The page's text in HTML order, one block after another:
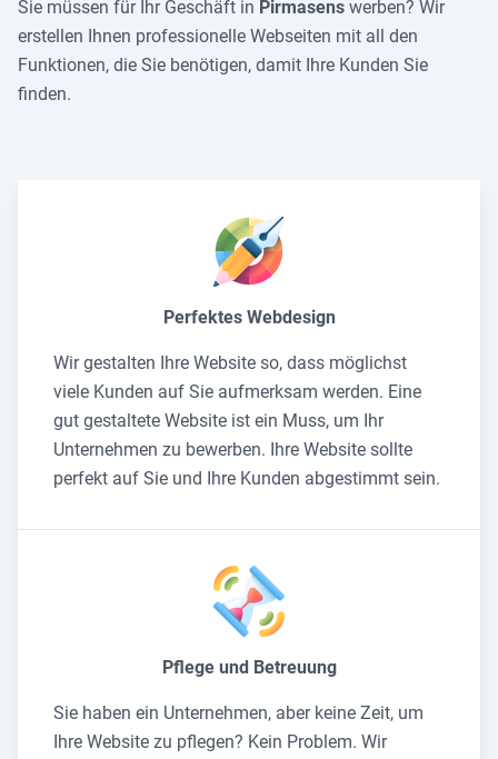
Sie müssen für Ihr Geschäft in Pirmasens werben? Wir
erstellen Ihnen professionelle Webseiten mit all den
Funktionen, die Sie benötigen, damit Ihre Kunden Sie
finden.
Perfektes Webdesign
Wir gestalten Ihre Website so, dass möglichst
viele Kunden auf Sie aufmerksam werden. Eine
gut gestaltete Website ist ein Muss, um Ihr
Unternehmen zu bewerben. Ihre Website sollte
perfekt auf Sie und Ihre Kunden abgestimmt sein.
Pflege und Betreuung
Sie haben ein Unternehmen, aber keine Zeit, um
Ihre Website zu pflegen? Kein Problem. Wir